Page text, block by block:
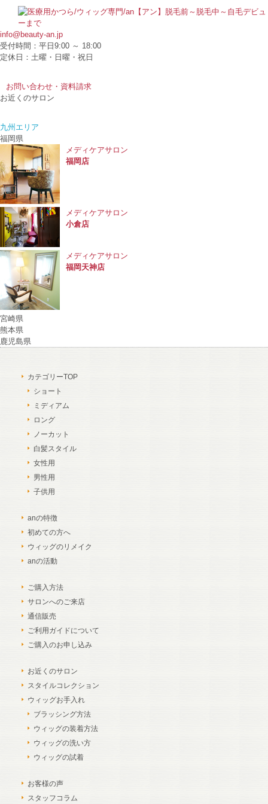
info@beauty-an.jp
受付時間：平日9:00 ～ 18:00
定休日：土曜・日曜・祝日
お問い合わせ・資料請求
お近くのサロン
九州エリア
福岡県
メディケアサロン
福岡店
メディケアサロン
小倉店
メディケアサロン
福岡天神店
宮崎県
熊本県
鹿児島県
カテゴリーTOP
ショート
ミディアム
ロング
ノーカット
白髪スタイル
女性用
男性用
子供用
anの特徴
初めての方へ
ウィッグのリメイク
anの活動
ご購入方法
サロンへのご来店
通信販売
ご利用ガイドについて
ご購入のお申し込み
お近くのサロン
スタイルコレクション
ウィッグお手入れ
ブラッシング方法
ウィッグの装着方法
ウィッグの洗い方
ウィッグの試着
お客様の声
スタッフコラム